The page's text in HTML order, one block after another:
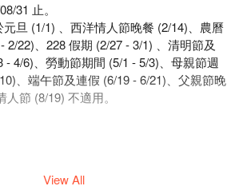
31 止。
旦 (1/1) 、西洋情人節晚餐 (2/14)、農曆
2/22)、228 假期 (2/27 - 3/1) 、清明節及
- 4/6)、勞動節期間 (5/1 - 5/3)、母親節週
、端午節及連假 (6/19 - 6/21)、父親節晚
節 (8/19) 不適用。
餐或晚餐時段，雙人於「LA
View All